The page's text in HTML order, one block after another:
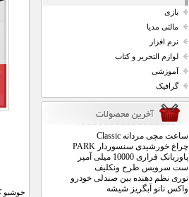
بازی
مالتی مدیا
نرم افزار
لوازم التحریر و کتاب
آموزشی
گرافیک
ساعت مچی مردانه Classic
چراغ خورشیدی سنسوردار PARK
پاوربانک فراری 10000 میلی آمپر
ست سرویس طرح ونکلیف
توری نظم دهنده بین صندلی خودرو
واکس نانو آبگریز شیشه
خوشبو